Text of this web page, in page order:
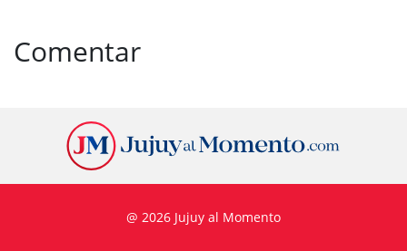
Comentar
@ 2026 Jujuy al Momento